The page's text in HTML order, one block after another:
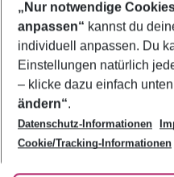
Footer
Footer navigation
Über uns
AGB
Bestpreisgarantie
Cookie-Einstellungen ändern
Cookie-Richtlinie
Agenturbetreuung
Barrierefreies Reisen
Folge uns
„Nur notwendige
anpassen“ kannst du
individuell anpassen. Du
Einstellungen natürlich
– klicke dazu einfach
ändern“.
Datenschutz-Informationen
Cookie/Tracking-Informationen